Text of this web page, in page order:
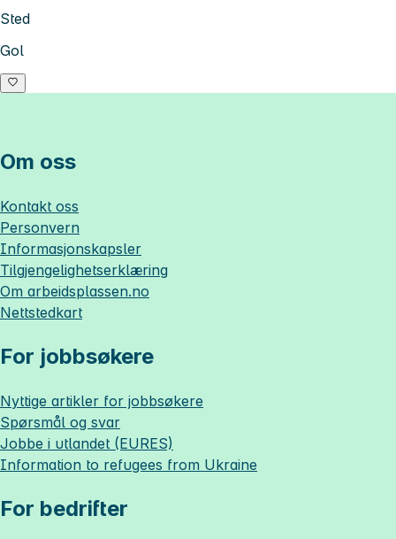
Sted
Gol
Om oss
Kontakt oss
Personvern
Informasjonskapsler
Tilgjengelighetserklæring
Om arbeidsplassen.no
Nettstedkart
For jobbsøkere
Nyttige artikler for jobbsøkere
Spørsmål og svar
Jobbe i utlandet (EURES)
Information to refugees from Ukraine
For bedrifter